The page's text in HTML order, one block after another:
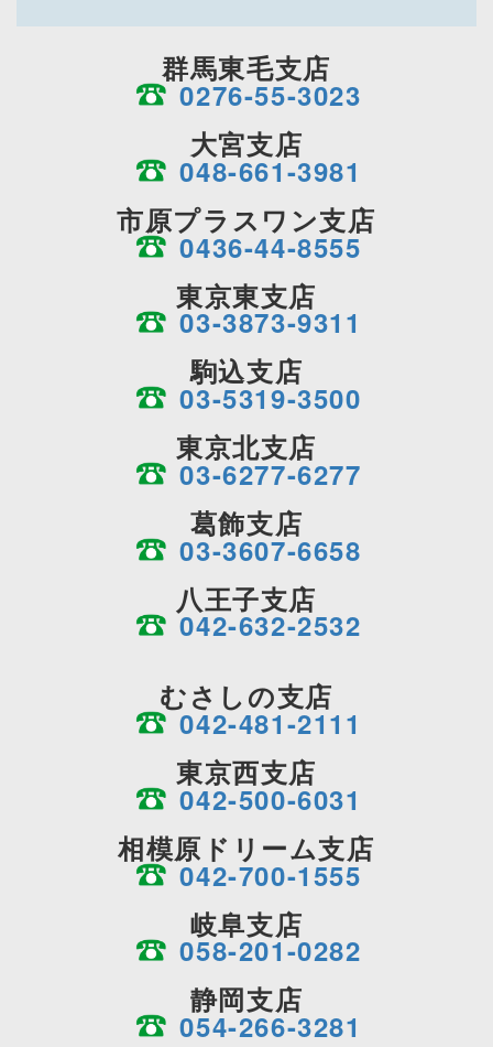
群馬東毛支店
0276-55-3023
大宮支店
048-661-3981
市原プラスワン支店
0436-44-8555
東京東支店
03-3873-9311
駒込支店
03-5319-3500
東京北支店
03-6277-6277
葛飾支店
03-3607-6658
八王子支店
042-632-2532
むさしの支店
042-481-2111
東京西支店
042-500-6031
相模原ドリーム支店
042-700-1555
岐阜支店
058-201-0282
静岡支店
054-266-3281